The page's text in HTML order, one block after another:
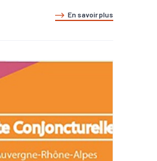
En savoir plus